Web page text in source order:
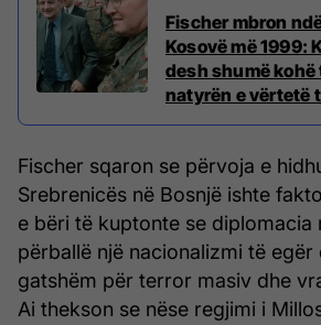
Fischer mbron
Kosovë më 1999:
desh shumë
natyrën e vërtetë
Fischer sqaron se përvoja e
Srebrenicës në Bosnjë ishte
e bëri të kuptonte se diplomacia
përballë një nacionalizmi të egër
gatshëm për terror masiv dhe
Ai thekson se nëse regjimi i